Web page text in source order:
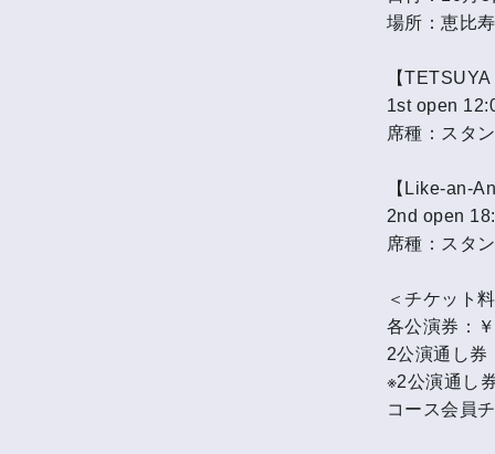
場所：恵比
【
1st open
席種：スタ
【Like-an-
2nd open
席種：スタ
＜チケット
各公演券：
2公演通し券
※2公演通し
コース会員